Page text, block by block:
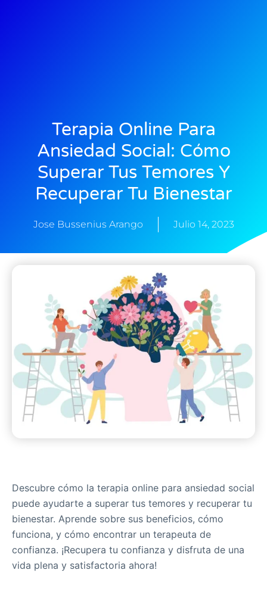
Terapia Online Para
Ansiedad Social: Cómo
Superar Tus Temores Y
Recuperar Tu Bienestar
Jose Bussenius Arango Julio 14, 2023
Descubre cómo la terapia online para ansiedad social
puede ayudarte a superar tus temores y recuperar tu
bienestar. Aprende sobre sus beneficios, cómo
funciona, y cómo encontrar un terapeuta de
confianza. ¡Recupera tu confianza y disfruta de una
vida plena y satisfactoria ahora!